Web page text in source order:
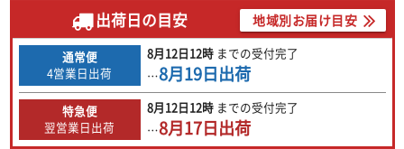
出荷日の目安 地域別お届け目安
通常便
4営業日出荷
8月12日12時 までの受付完了
…8月19日出荷
特急便
翌営業日出荷
8月12日12時 までの受付完了
…8月17日出荷